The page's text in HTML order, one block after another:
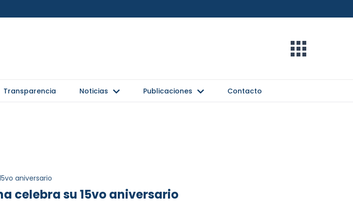
Transparencia Noticias Publicaciones Contacto
aniversario
celebra su 15vo aniversario